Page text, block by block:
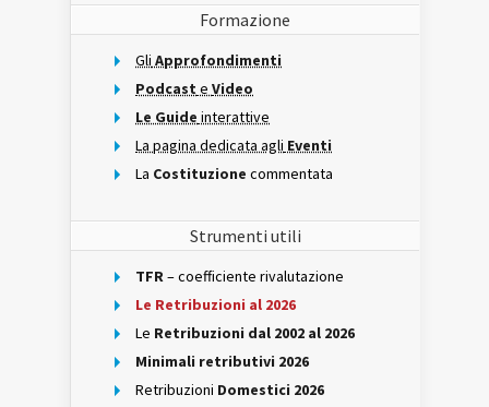
Formazione
Gli Approfondimenti
Podcast e Video
Le Guide interattive
La pagina dedicata agli Eventi
La Costituzione commentata
Strumenti utili
TFR– coefficiente rivalutazione
Le Retribuzioni al 2026
Le Retribuzioni dal 2002 al 2026
Minimali retributivi 2026
Retribuzioni Domestici 2026